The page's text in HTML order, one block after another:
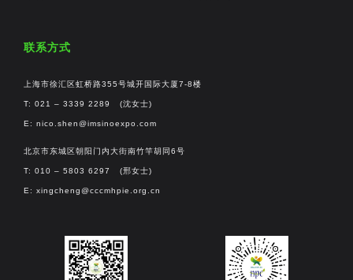
联系方式
上海市徐汇区虹桥路355号城开国际大厦7-8楼
T: 021 – 3339 2289 (沈女士)
E: nico.shen@imsinoexpo.com
北京市东城区朝阳门内大街南竹竿胡同6号
T: 010 – 5803 6297 (邢女士)
E: xingcheng@cccmhpie.org.cn